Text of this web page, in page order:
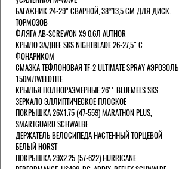
БАГАЖНИК 24-29" СВАРНОЙ, 38*13,5 СМ ДЛЯ ДИСК.
ТОРМОЗОВ
ФЛЯГА AB-SCREWON X9 0.6Л AUTHOR
КРЫЛО ЗАДНЕЕ SKS NIGHTBLADE 26-27,5" С
ФОНАРИКОМ
СМАЗКА ТЕФЛОНОВАЯ TF-2 ULTIMATE SPRAY АЭРОЗОЛЬ
150МЛWELDTITE
КРЫЛЬЯ ПОЛНОРАЗМЕРНЫЕ 26'' BLUEMELS SKS
ЗЕРКАЛО ЭЛЛИПТИЧЕСКОЕ ПЛОСКОЕ
ПОКРЫШКА 26X1.75 (47-559) MARATHON PLUS,
SMARTGUARD SCHWALBE
ДЕРЖАТЕЛЬ ВЕЛОCИПЕДА НАСТЕННЫЙ ТОРЦЕВОЙ
БЕЛЫЙ HORST
ПОКРЫШКА 29X2.25 (57-622) HURRICANE